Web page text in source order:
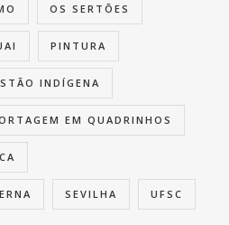
OS SERTÕES
PINTURA
INDÍGENA
EM QUADRINHOS
SEVILHA UFSC